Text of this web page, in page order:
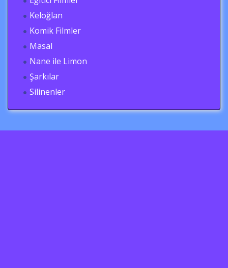
Keloğlan
Komik Filmler
Masal
Nane ile Limon
Şarkılar
Silinenler